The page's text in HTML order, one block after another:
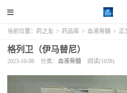
当前位置： 药之友 > 药品库 > 血液骨髓 > 正
格列卫（伊马替尼）
2023-10-08 分类： 血液骨髓 阅读(1038)